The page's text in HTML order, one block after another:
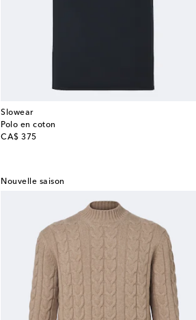
Slowear
Polo en coton
CA$ 375
original price
Nouvelle saison